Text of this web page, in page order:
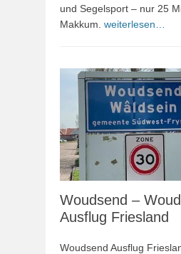
und Segelsport – nur 25
Makkum. weiterlesen…
Woudsend –
Ausflug Friesland
Woudsend Ausflug